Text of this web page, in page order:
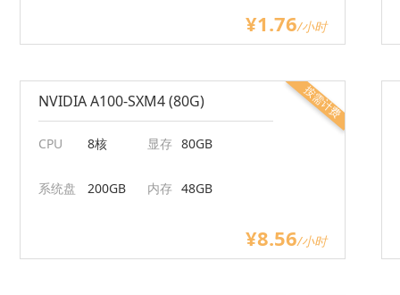
¥1.76/小时
NVIDIA A100-SXM4 (80G)
CPU 8核 显存 80GB
系统盘 200GB 内存 48GB
¥8.56/小时
按需计费